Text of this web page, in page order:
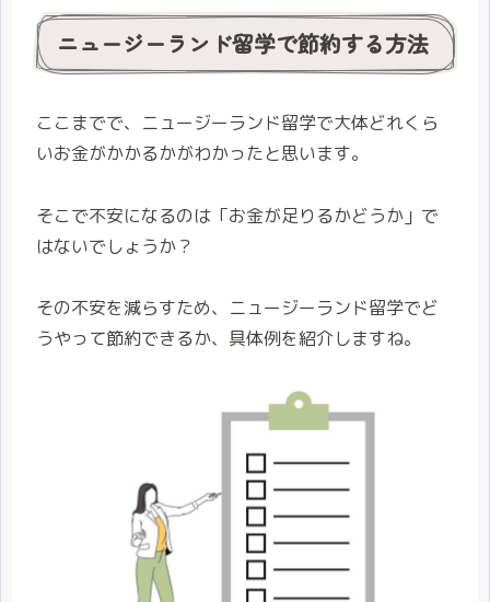
ニュージーランド留学で節約する方法
ここまでで、ニュージーランド留学で大体どれくら
いお金がかかるかがわかったと思います。
そこで不安になるのは「お金が足りるかどうか」で
はないでしょうか？
その不安を減らすため、ニュージーランド留学でど
うやって節約できるか、具体例を紹介しますね。